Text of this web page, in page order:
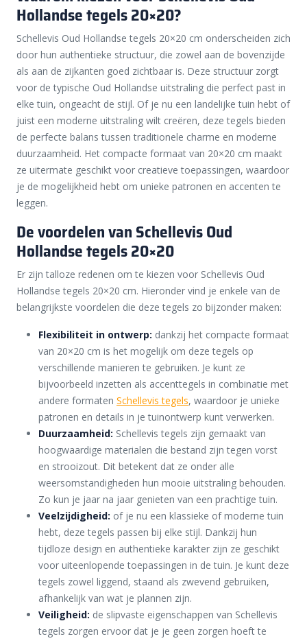
Hollandse tegels 20×20?
Schellevis Oud Hollandse tegels 20×20 cm onderscheiden zich
door hun authentieke structuur, die zowel aan de bovenzijde
als aan de zijkanten goed zichtbaar is. Deze structuur zorgt
voor de typische Oud Hollandse uitstraling die perfect past in
elke tuin, ongeacht de stijl. Of je nu een landelijke tuin hebt of
juist een moderne uitstraling wilt creëren, deze tegels bieden
de perfecte balans tussen traditionele charme en moderne
duurzaamheid. Het compacte formaat van 20×20 cm maakt
ze uitermate geschikt voor creatieve toepassingen, waardoor
je de mogelijkheid hebt om unieke patronen en accenten te
leggen.
De voordelen van Schellevis Oud
Hollandse tegels 20×20
Er zijn talloze redenen om te kiezen voor Schellevis Oud
Hollandse tegels 20×20 cm. Hieronder vind je enkele van de
belangrijkste voordelen die deze tegels zo bijzonder maken:
Flexibiliteit in ontwerp: dankzij het compacte formaat
van 20×20 cm is het mogelijk om deze tegels op
verschillende manieren te gebruiken. Je kunt ze
bijvoorbeeld inzetten als accenttegels in combinatie met
andere formaten Schellevis tegels, waardoor je unieke
patronen en details in je tuinontwerp kunt verwerken.
Duurzaamheid: Schellevis tegels zijn gemaakt van
hoogwaardige materialen die bestand zijn tegen vorst
en strooizout. Dit betekent dat ze onder alle
weersomstandigheden hun mooie uitstraling behouden.
Zo kun je jaar na jaar genieten van een prachtige tuin.
Veelzijdigheid: of je nu een klassieke of moderne tuin
hebt, deze tegels passen bij elke stijl. Dankzij hun
tijdloze design en authentieke karakter zijn ze geschikt
voor uiteenlopende toepassingen in de tuin. Je kunt deze
tegels zowel liggend, staand als zwevend gebruiken,
afhankelijk van wat je plannen zijn.
Veiligheid: de slipvaste eigenschappen van Schellevis
tegels zorgen ervoor dat je je geen zorgen hoeft te